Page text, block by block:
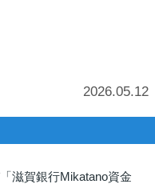
2026.05.12
滋賀銀行Mikatano資金